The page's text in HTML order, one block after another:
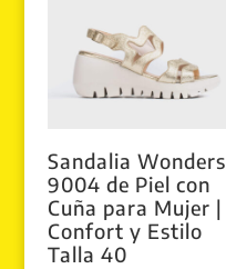
Sandalia Wonders
9004 de Piel con
Cuña para Mujer |
Confort y Estilo
Talla 40